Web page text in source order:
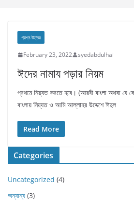
প্রশ্ন-উত্তর
February 23, 2022 syedabdulhai
ঈদের নামায পড়ার নিয়ম
প্রথমে নিয়্যত করতে হবে। (আরবী বাংলা অথবা যে
বাংলায় নিয়্যত ও আমি আল্লাহর উদ্দেশে ঈদুল
Read More
Categories
Uncategorized (4)
অন্যান্য (3)